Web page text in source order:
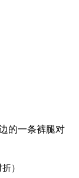
的一条裤腿对
）